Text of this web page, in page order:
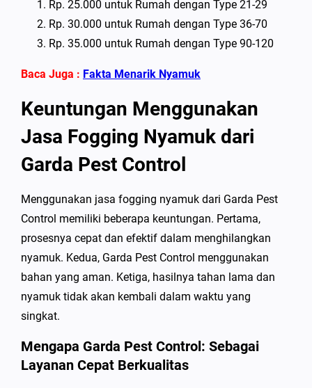
Rp. 25.000 untuk Rumah dengan Type 21-29
Rp. 30.000 untuk Rumah dengan Type 36-70
Rp. 35.000 untuk Rumah dengan Type 90-120
Baca Juga : Fakta Menarik Nyamuk
Keuntungan Menggunakan
Jasa Fogging Nyamuk dari
Garda Pest Control
Menggunakan jasa fogging nyamuk dari Garda Pest
Control memiliki beberapa keuntungan. Pertama,
prosesnya cepat dan efektif dalam menghilangkan
nyamuk. Kedua, Garda Pest Control menggunakan
bahan yang aman. Ketiga, hasilnya tahan lama dan
nyamuk tidak akan kembali dalam waktu yang
singkat.
Mengapa Garda Pest Control: Sebagai
Layanan Cepat Berkualitas